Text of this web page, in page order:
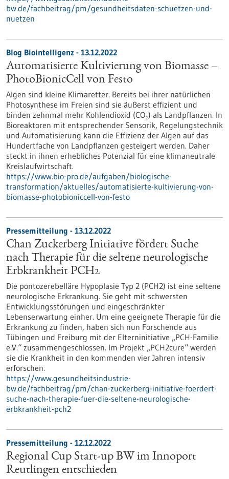
bw.de/fachbeitrag/pm/gesundheitsdaten-schuetzen-und-
nuetzen
Blog Biointelligenz - 13.12.2022
Automatisierte Kultivierung von Biomasse –
PhotoBionicCell von Festo
Algen sind kleine Klimaretter. Bereits bei ihrer natürlichen
Photosynthese im Freien sind sie äußerst effizient und
binden zehnmal mehr Kohlendioxid (CO₂) als Landpflanzen. In
Bioreaktoren mit entsprechender Sensorik, Regelungstechnik
und Automatisierung kann die Effizienz der Algen auf das
Hundertfache von Landpflanzen gesteigert werden. Daher
steckt in ihnen erhebliches Potenzial für eine klimaneutrale
Kreislaufwirtschaft.
https://www.bio-pro.de/aufgaben/biologische-
transformation/aktuelles/automatisierte-kultivierung-von-
biomasse-photobioniccell-von-festo
Pressemitteilung - 13.12.2022
Chan Zuckerberg Initiative fördert Suche
nach Therapie für die seltene neurologische
Erbkrankheit PCH2
Die pontozerebelläre Hypoplasie Typ 2 (PCH2) ist eine seltene
neurologische Erkrankung. Sie geht mit schwersten
Entwicklungsstörungen und eingeschränkter
Lebenserwartung einher. Um eine geeignete Therapie für die
Erkrankung zu finden, haben sich nun Forschende aus
Tübingen und Freiburg mit der Elterninitiative „PCH-Familie
e.V.“ zusammengeschlossen. Im Projekt „PCH2cure“ werden
sie die Krankheit in den kommenden vier Jahren intensiv
erforschen.
https://www.gesundheitsindustrie-
bw.de/fachbeitrag/pm/chan-zuckerberg-initiative-foerdert-
suche-nach-therapie-fuer-die-seltene-neurologische-
erbkrankheit-pch2
Pressemitteilung - 12.12.2022
Regional Cup Start-up BW im Innoport
Reutlingen entschieden